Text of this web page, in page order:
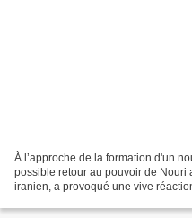
À l’approche de la formation d'un
possible retour au pouvoir de Nouri
iranien, a provoqué une vive